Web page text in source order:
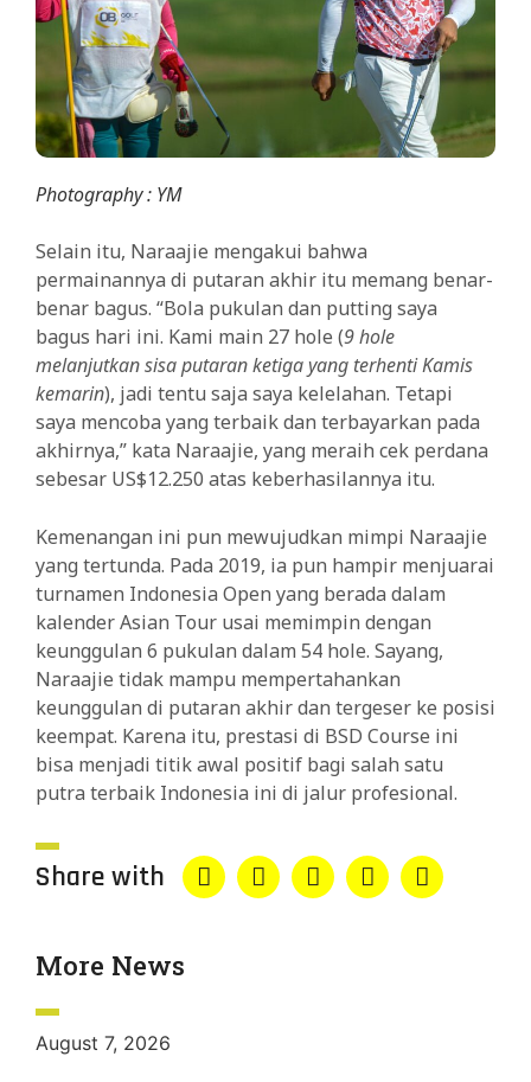
Photography : YM
Selain itu, Naraajie mengakui bahwa
permainannya di putaran akhir itu memang benar-
benar bagus. “Bola pukulan dan putting saya
bagus hari ini. Kami main 27 hole (9 hole
melanjutkan sisa putaran ketiga yang terhenti Kamis
kemarin), jadi tentu saja saya kelelahan. Tetapi
saya mencoba yang terbaik dan terbayarkan pada
akhirnya,” kata Naraajie, yang meraih cek perdana
sebesar US$12.250 atas keberhasilannya itu.
Kemenangan ini pun mewujudkan mimpi Naraajie
yang tertunda. Pada 2019, ia pun hampir menjuarai
turnamen Indonesia Open yang berada dalam
kalender Asian Tour usai memimpin dengan
keunggulan 6 pukulan dalam 54 hole. Sayang,
Naraajie tidak mampu mempertahankan
keunggulan di putaran akhir dan tergeser ke posisi
keempat. Karena itu, prestasi di BSD Course ini
bisa menjadi titik awal positif bagi salah satu
putra terbaik Indonesia ini di jalur profesional.
Share with
More News
August 7, 2026